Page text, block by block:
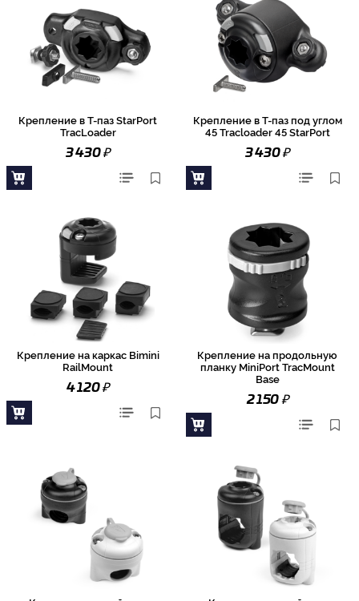
Крепление в Т-паз StarPort
TracLoader
3 430₽
Крепление в Т-паз под углом
45 Tracloader 45 StarPort
3 430₽
Крепление на каркас Bimini
RailMount
4 120₽
Крепление на продольную
планку MiniPort TracMount
Base
2 150₽